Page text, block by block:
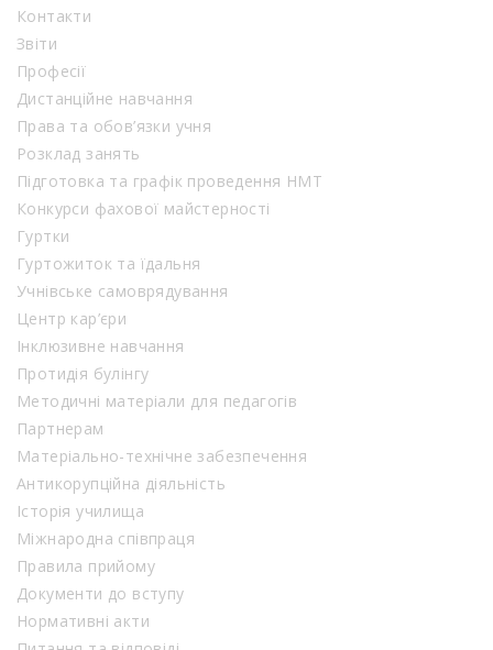
Контакти
Звіти
Професії
Дистанційне навчання
Права та обов’язки учня
Розклад занять
Підготовка та графік проведення НМТ
Конкурси фахової майстерності
Гуртки
Гуртожиток та їдальня
Учнівське самоврядування
Центр кар’єри
Інклюзивне навчання
Протидія булінгу
Методичні матеріали для педагогів
Партнерам
Матеріально-технічне забезпечення
Антикорупційна діяльність
Історія училища
Міжнародна співпраця
Правила прийому
Документи до вступу
Нормативні акти